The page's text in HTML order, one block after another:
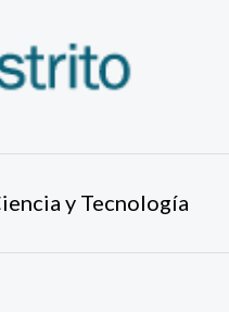
y Tecnología